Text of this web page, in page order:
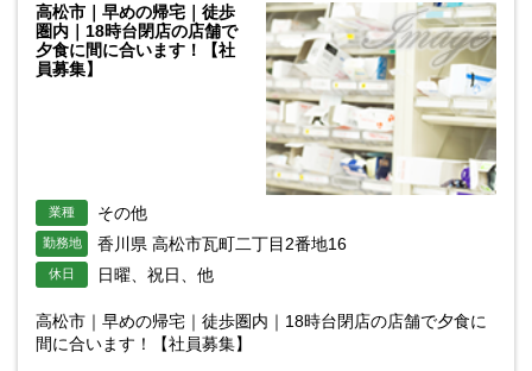
高松市｜早めの帰宅｜徒歩
圏内｜18時台閉店の店舗で
夕食に間に合います！【社
員募集】
業種 その他
勤務地 香川県 高松市瓦町二丁目2番地16
休日 日曜、祝日、他
高松市｜早めの帰宅｜徒歩圏内｜18時台閉店の店舗で夕食に
間に合います！【社員募集】